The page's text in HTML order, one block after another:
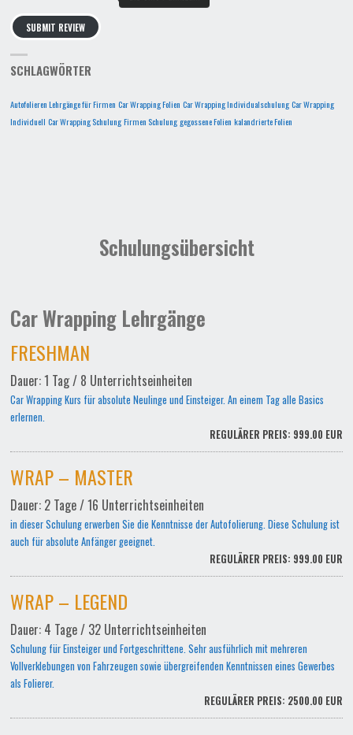
SUBMIT REVIEW
SCHLAGWÖRTER
Autofolieren Lehrgänge für Firmen Car Wrapping Folien Car Wrapping Individualschulung Car Wrapping
Individuell Car Wrapping Schulung Firmen Schulung gegossene Folien kalandrierte Folien
Schulungsübersicht
Car Wrapping Lehrgänge
FRESHMAN
Dauer: 1 Tag / 8 Unterrichtseinheiten
Car Wrapping Kurs für absolute Neulinge und Einsteiger. An einem Tag alle Basics
erlernen.
REGULÄRER PREIS: 999.00 EUR
WRAP – MASTER
Dauer: 2 Tage / 16 Unterrichtseinheiten
in dieser Schulung erwerben Sie die Kenntnisse der Autofolierung. Diese Schulung ist
auch für absolute Anfänger geeignet.
REGULÄRER PREIS: 999.00 EUR
WRAP – LEGEND
Dauer: 4 Tage / 32 Unterrichtseinheiten
Schulung für Einsteiger und Fortgeschrittene. Sehr ausführlich mit mehreren
Vollverklebungen von Fahrzeugen sowie übergreifenden Kenntnissen eines Gewerbes
als Folierer.
REGULÄRER PREIS: 2500.00 EUR